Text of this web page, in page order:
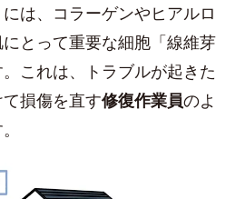
は、コラーゲンやヒアルロ
とって重要な細胞「線維芽
これは、トラブルが起きた
損傷を直す修復作業員のよ